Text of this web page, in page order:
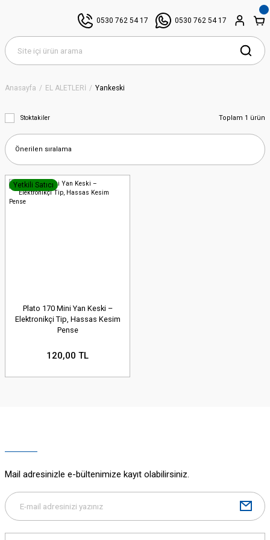
0530 762 54 17 0530 762 54 17
Anasayfa EL ALETLERİ Yankeski
Stoktakiler Toplam 1 ürün
Yetkili Satıcı
Plato 170 Mini Yan Keski –
Elektronikçi Tip, Hassas Kesim
Pense
120,00 TL
Mail adresinizle e-bültenimize kayıt olabilirsiniz.